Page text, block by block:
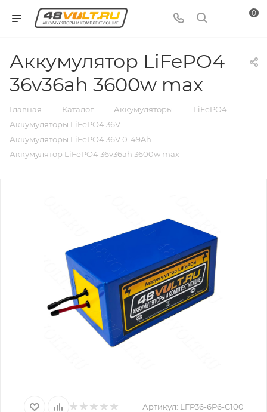
0
Аккумулятор LiFePO4
36v36ah 3600w max
Главная — Каталог — Аккумуляторы — LiFePO4 —
Аккумуляторы LiFePO4 36V —
Аккумуляторы LiFePO4 36V 0-49Ah —
Аккумулятор LiFePO4 36v36ah 3600w max
Артикул: LFP36-6P6-C100